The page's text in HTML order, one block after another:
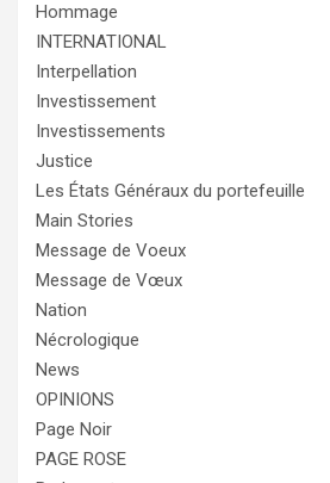
Hommage
INTERNATIONAL
Interpellation
Investissement
Investissements
Justice
Les États Généraux du portefeuille
Main Stories
Message de Voeux
Message de Vœux
Nation
Nécrologique
News
OPINIONS
Page Noir
PAGE ROSE